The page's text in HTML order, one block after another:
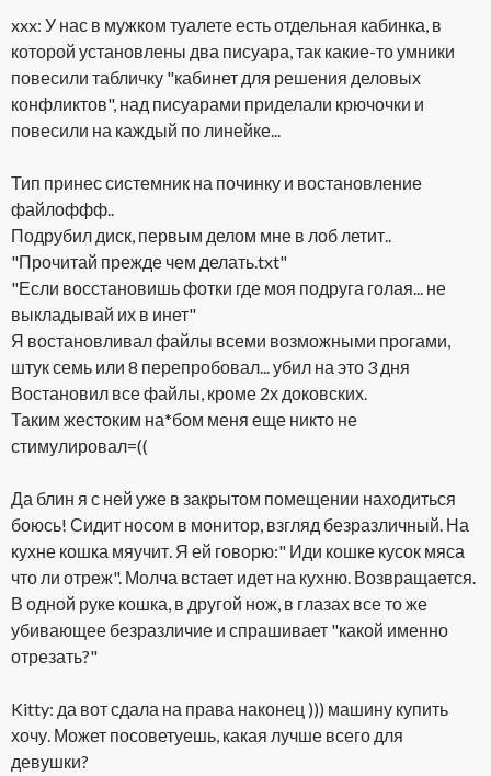
xxx: У нас в мужком туалете есть отдельная кабинка, в
которой установлены два писуара, так какие-то умники
повесили табличку "кабинет для решения деловых
конфликтов", над писуарами приделали крючочки и
повесили на каждый по линейке...
Тип принес системник на починку и востановление
файлоффф..
Подрубил диск, первым делом мне в лоб летит..
"Прочитай прежде чем делать.txt"
"Если восстановишь фотки где моя подруга голая... не
выкладывай их в инет"
Я востановливал файлы всеми возможными прогами,
штук семь или 8 перепробовал... убил на это 3 дня
Востановил все файлы, кроме 2х доковских.
Таким жестоким на*бом меня еще никто не
стимулировал=((
Да блин я с ней уже в закрытом помещении находиться
боюсь! Сидит носом в монитор, взгляд безразличный. На
кухне кошка мяучит. Я ей говорю:" Иди кошке кусок мяса
что ли отреж". Молча встает идет на кухню. Возвращается.
В одной руке кошка, в другой нож, в глазах все то же
убивающее безразличие и спрашивает "какой именно
отрезать?"
Kitty: да вот сдала на права наконец ))) машину купить
хочу. Может посоветуешь, какая лучше всего для
девушки?